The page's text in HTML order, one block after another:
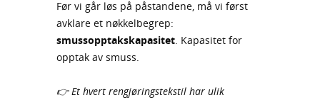
Før vi går løs på påstandene, må vi først
avklare et nøkkelbegrep:
smussopptakskapasitet . Kapasitet for
opptak av smuss.
👉 Et hvert rengjøringstekstil har ulik